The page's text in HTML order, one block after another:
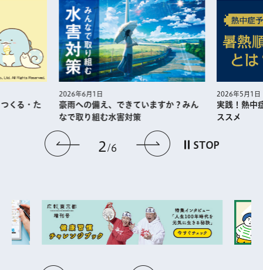
前のスライドを表示
2 6 次のスライドを
STOP
くる・た
2026年6月1日
豪雨への備え、できていますか？みん
なで取り組む水害対策
2026年5月1日
実践！熱中
ススメ